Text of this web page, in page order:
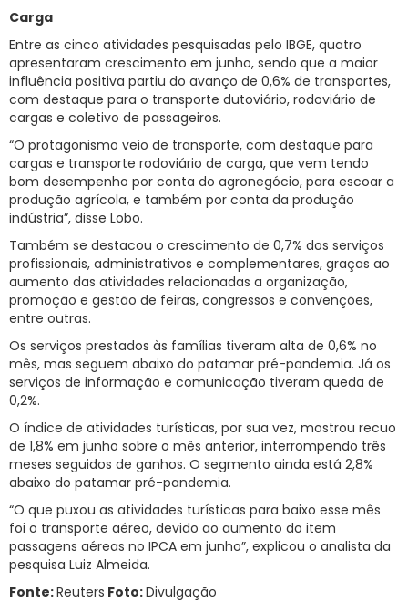
Carga
Entre as cinco atividades pesquisadas pelo IBGE, quatro
apresentaram crescimento em junho, sendo que a maior
influência positiva partiu do avanço de 0,6% de transportes,
com destaque para o transporte dutoviário, rodoviário de
cargas e coletivo de passageiros.
“O protagonismo veio de transporte, com destaque para
cargas e transporte rodoviário de carga, que vem tendo
bom desempenho por conta do agronegócio, para escoar a
produção agrícola, e também por conta da produção
indústria”, disse Lobo.
Também se destacou o crescimento de 0,7% dos serviços
profissionais, administrativos e complementares, graças ao
aumento das atividades relacionadas a organização,
promoção e gestão de feiras, congressos e convenções,
entre outras.
Os serviços prestados às famílias tiveram alta de 0,6% no
mês, mas seguem abaixo do patamar pré-pandemia. Já os
serviços de informação e comunicação tiveram queda de
0,2%.
O índice de atividades turísticas, por sua vez, mostrou recuo
de 1,8% em junho sobre o mês anterior, interrompendo três
meses seguidos de ganhos. O segmento ainda está 2,8%
abaixo do patamar pré-pandemia.
“O que puxou as atividades turísticas para baixo esse mês
foi o transporte aéreo, devido ao aumento do item
passagens aéreas no IPCA em junho”, explicou o analista da
pesquisa Luiz Almeida.
Fonte:Reuters Foto:Divulgação